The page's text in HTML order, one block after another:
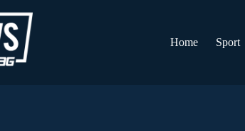
Home
Sport